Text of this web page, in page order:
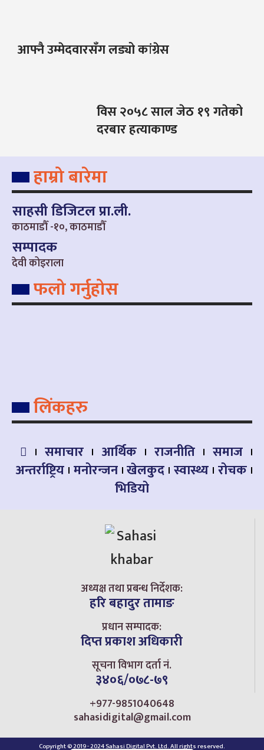
आफ्नै उम्मेदवारसँग लड्यो कांग्रेस
विस २०५८ साल जेठ १९ गतेको
दरबार हत्याकाण्ड
हाम्रो बारेमा
साहसी डिजिटल प्रा.ली.
काठमाडौँ -१०, काठमाडौँ
सम्पादक
देवी कोइराला
फलो गर्नुहोस
लिंकहरु
समाचार आर्थिक राजनीति
समाज
अन्तर्राष्ट्रिय मनोरन्जन खेलकुद स्वास्थ्य रोचक
भिडियो
अध्यक्ष तथा प्रबन्ध निर्देशक:
हरि बहादुर तामाङ
प्रधान सम्पादक:
दिप्त प्रकाश अधिकारी
सूचना विभाग दर्ता नं.
३४०६/०७८-७९
+977-9851040648
sahasidigital@gmail.com
Copyright © 2019 - 2024 Sahasi Digital Pvt. Ltd. All rights reserved.